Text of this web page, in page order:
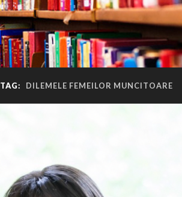
TAG: DILEMELE FEMEILOR MUNCITOARE